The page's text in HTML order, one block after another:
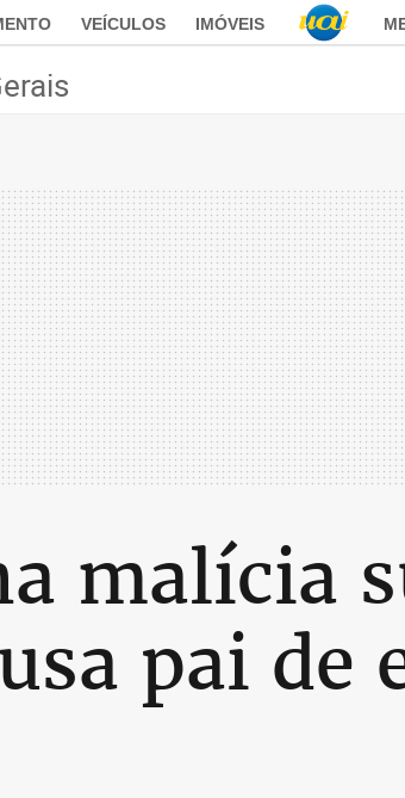
VEÍCULOS IMÓVEIS
malícia
pai de